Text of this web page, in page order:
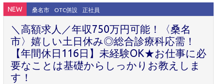
NEW 桑名市 OTC併設 正社員
＼高額求人／年収750万円可能！〈桑名
市〉嬉しい土日休み◎総合診療科応需！
【年間休日116日】未経験OK★お仕事に必
要なことは基礎からしっかりお教えしま
す！